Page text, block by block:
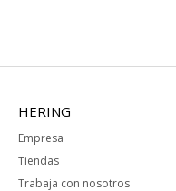
HERING
Empresa
Tiendas
Trabaja con nosotros